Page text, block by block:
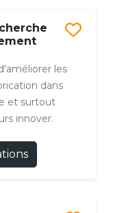
les
dans
et surtout
innover.